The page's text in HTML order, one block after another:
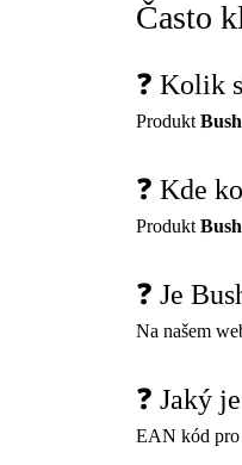
Často
❓ Kolik
Produkt
❓ Kde
Produkt
❓ Je
Na našem
❓ Jaký
EAN kód pro